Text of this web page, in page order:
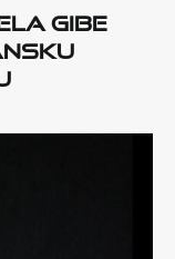
Gibe